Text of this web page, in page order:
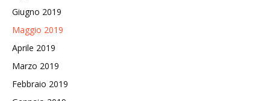
Giugno 2019
Maggio 2019
Aprile 2019
Marzo 2019
Febbraio 2019